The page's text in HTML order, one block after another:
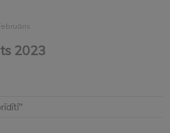
2023